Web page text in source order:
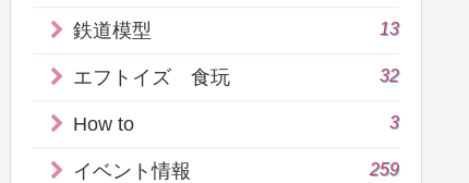
鉄道模型 13
エフトイズ 食玩 32
How to 3
イベント情報 259